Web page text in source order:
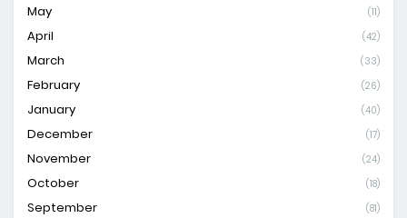
May (11)
April (42)
March (33)
February (26)
January (40)
December (17)
November (24)
October (18)
September (81)